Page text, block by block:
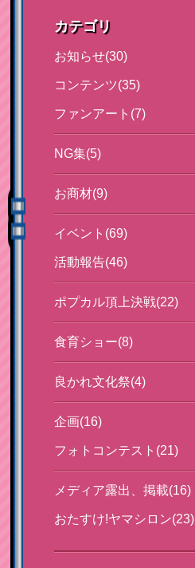
カテゴリ
お知らせ(30)
コンテンツ(35)
ファンアート(7)
NG集(5)
お商材(9)
イベント(69)
活動報告(46)
ポプカル頂上決戦(22)
食育ショー(8)
良かれ文化祭(4)
企画(16)
フォトコンテスト(21)
メディア露出、掲載(16)
おたすけ!ヤマシロン(23)